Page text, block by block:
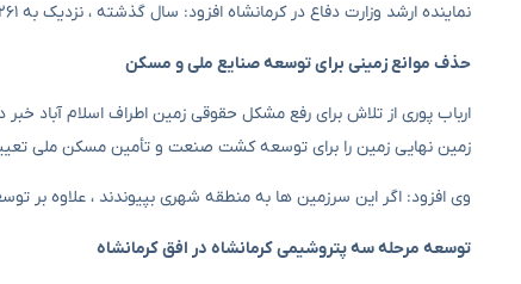
نماینده ارشد وزارت دفاع در کرمانشاه افزود: سال گذشته ، نزدیک به ۷۲۶۱ نفر در پایگاه Arbaeen وزارت دفاع خدمت کردند و افزایش امسال پیش بینی شده است.
حذف موانع زمینی برای توسعه صنایع ملی و مسکن
ارباب پوری از تلاش برای رفع مشکل حقوقی زمین اطراف اسلام آباد
زمین نهایی زمین را برای توسعه کشت صنعت و تأمین مسکن ملی
وی افزود: اگر این سرزمین ها به منطقه شهری بپیوندند ، علاوه بر
توسعه مرحله سه پتروشیمی کرمانشاه در افق کرمانشاه